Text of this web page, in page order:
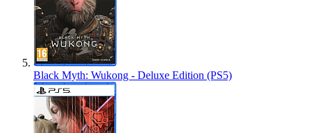
Black Myth: Wukong - Deluxe Edition (PS5)